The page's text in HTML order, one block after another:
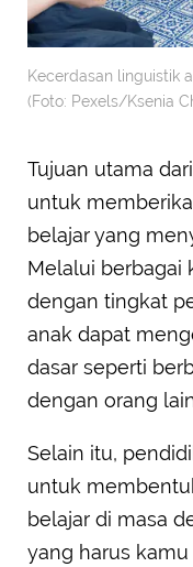
Kecerdasan linguistik
(Foto: Pexels/Ksenia
Tujuan utama
untuk
belajar yang
Melalui berbagai
dengan tingkat
anak dapat
dasar seperti
dengan orang
Selain itu,
untuk
belajar di masa
yang harus